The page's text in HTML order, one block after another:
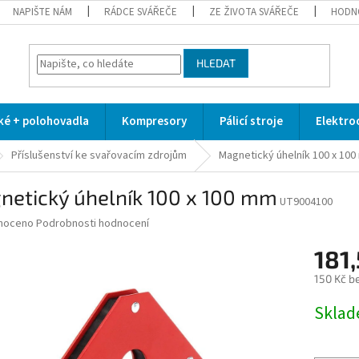
NAPIŠTE NÁM RÁDCE SVÁŘEČE ZE ŽIVOTA SVÁŘEČE
HLEDAT
+ polohovadla Kompresory Pálicí stroje
Příslušenství ke svařovacím zdrojům Magnetický úhelník 100 x 100
úhelník 100 x 100 mm UT9004100
Podrobnosti hodnocení
150 Kč
cena: